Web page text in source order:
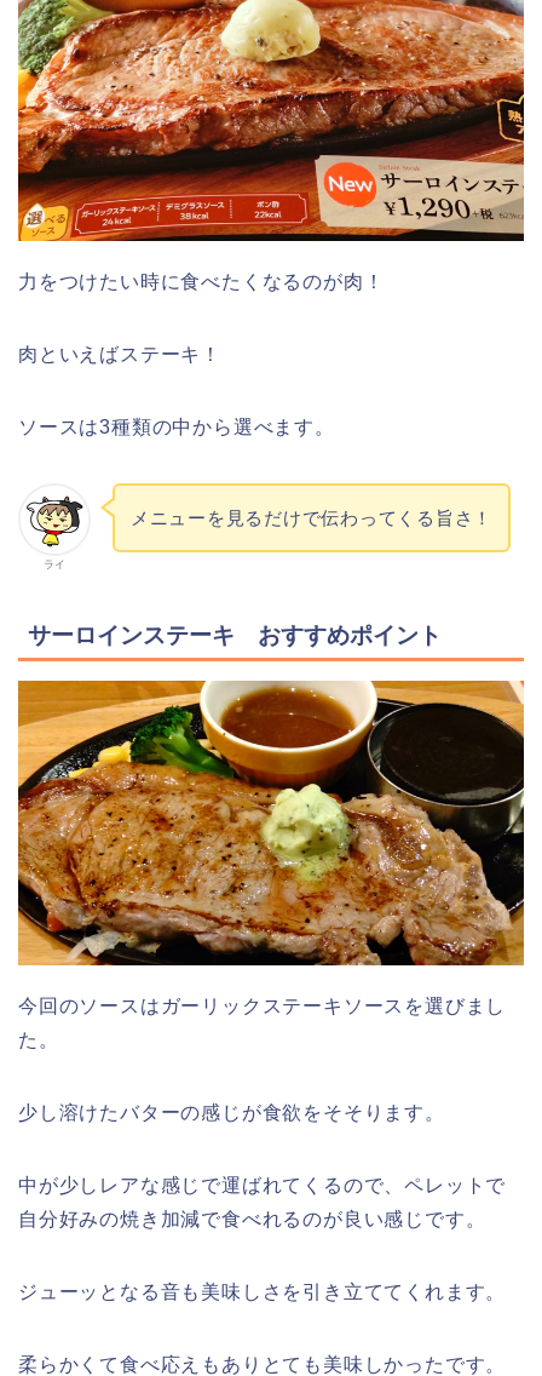
力をつけたい時に食べたくなるのが肉！
肉といえばステーキ！
ソースは3種類の中から選べます。
ライ
メニューを見るだけで伝わってくる旨さ！
サーロインステーキ おすすめポイント
今回のソースはガーリックステーキソースを選びまし
た。
少し溶けたバターの感じが食欲をそそります。
中が少しレアな感じで運ばれてくるので、ペレットで
自分好みの焼き加減で食べれるのが良い感じです。
ジューッとなる音も美味しさを引き立ててくれます。
柔らかくて食べ応えもありとても美味しかったです。